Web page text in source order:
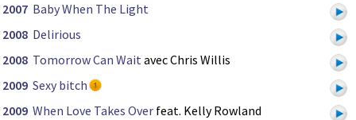
2007 Baby When The Light
2008 Delirious
2008 Tomorrow Can Wait avec Chris Willis
2009 Sexy bitch
2009 When Love Takes Over feat. Kelly Rowland